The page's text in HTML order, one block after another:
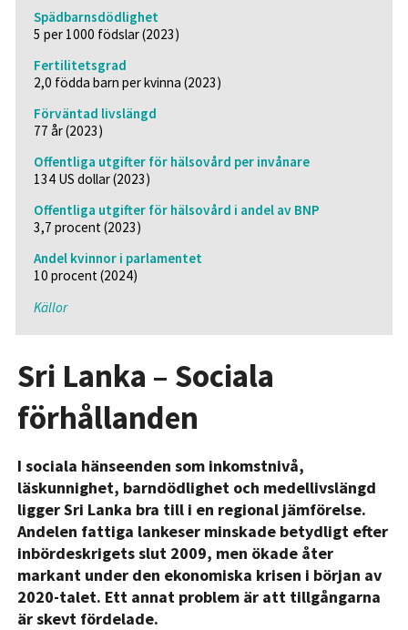
Spädbarnsdödlighet
5 per 1000 födslar (2023)
Fertilitetsgrad
2,0 födda barn per kvinna (2023)
Förväntad livslängd
77 år (2023)
Offentliga utgifter för hälsovård per invånare
134 US dollar (2023)
Offentliga utgifter för hälsovård i andel av BNP
3,7 procent (2023)
Andel kvinnor i parlamentet
10 procent (2024)
Källor
Sri Lanka – Sociala
förhållanden
I sociala hänseenden som inkomstnivå,
läskunnighet, barndödlighet och medellivslängd
ligger Sri Lanka bra till i en regional jämförelse.
Andelen fattiga lankeser minskade betydligt efter
inbördeskrigets slut 2009, men ökade åter
markant under den ekonomiska krisen i början av
2020-talet. Ett annat problem är att tillgångarna
är skevt fördelade.